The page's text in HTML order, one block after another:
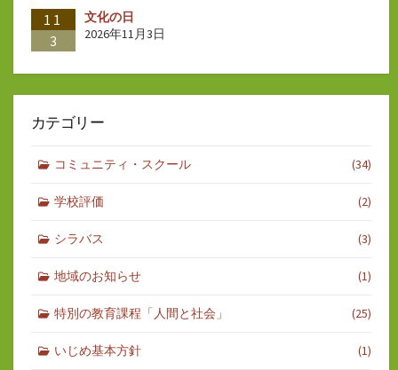
11
3
文化の日
2026年11月3日
カテゴリー
コミュニティ・スクール (34)
学校評価 (2)
シラバス (3)
地域のお知らせ (1)
特別の教育課程「人間と社会」 (25)
いじめ基本方針 (1)